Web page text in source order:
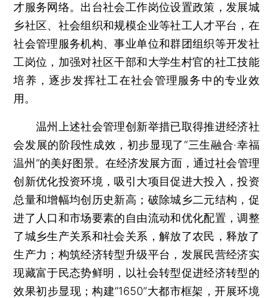
才服务网络。出台社会工作岗位设置政策，发展城
乡社区、社会组织和规模企业等社工人才平台，在
社会管理服务机构、事业单位和群团组织等开发社
工岗位，加强对社区干部和大学生村官的社工技能
培养，逐步发挥社工在社会管理服务中的专业效
用。
温州上述社会管理创新举措已取得推进经济社
会发展的阶段性成效，初步显现了“三生融合·幸福
温州”的美好图景。在经济发展方面，通过社会管理
创新优化投资环境，吸引大项目促进大投入，投资
总量和增幅均创历史新高；破除城乡二元结构，促
进了人口和市场要素的自由流动和优化配置，调整
了城乡生产关系和社会关系，解放了农民，释放了
生产力；构筑经济转型升级平台，发展民营经济实
现藏富于民态势鲜明，以社会转型促进经济转型的
效果初步显现；构建“1650”大都市框架，开展环境